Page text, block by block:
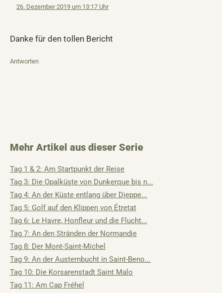
26. Dezember 2019 um 13:17 Uhr
Danke für den tollen Bericht
Antworten
Mehr Artikel aus dieser Serie
Tag 1 & 2: Am Startpunkt der Reise
Tag 3: Die Opalküste von Dunkerque bis n...
Tag 4: An der Küste entlang über Dieppe...
Tag 5: Golf auf den Klippen von Étretat
Tag 6: Le Havre, Honfleur und die Flucht...
Tag 7: An den Stränden der Normandie
Tag 8: Der Mont-Saint-Michel
Tag 9: An der Austernbucht in Saint-Beno...
Tag 10: Die Korsarenstadt Saint Malo
Tag 11: Am Cap Fréhel